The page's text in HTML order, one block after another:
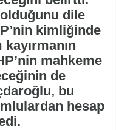
dile
kimliğinde
kayırmanın
mahkeme
de
bu
hesap